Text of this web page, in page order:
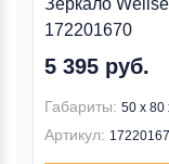
Зеркало
172201670
5 395 руб.
Габариты: 50 x 80
Артикул: